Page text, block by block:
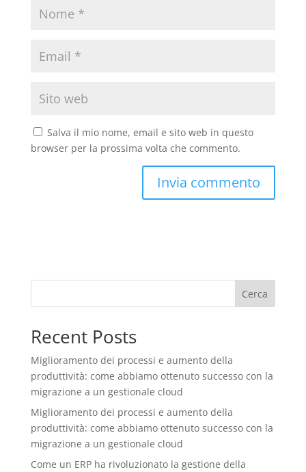
Salva il mio nome, email e sito web in questo
browser per la prossima volta che commento.
Cerca
Recent Posts
Miglioramento dei processi e aumento della
produttività: come abbiamo ottenuto successo con la
migrazione a un gestionale cloud
Miglioramento dei processi e aumento della
produttività: come abbiamo ottenuto successo con la
migrazione a un gestionale cloud
Come un ERP ha rivoluzionato la gestione della